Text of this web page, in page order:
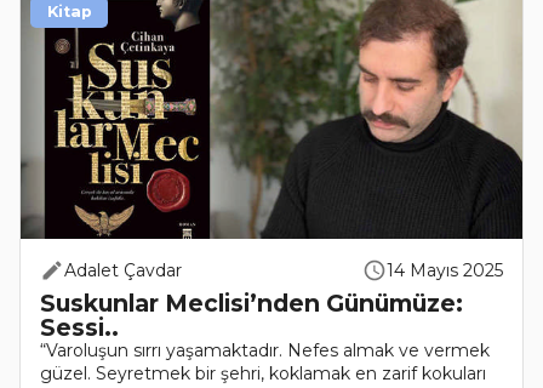
Adalet Çavdar 14 Mayıs 2025
Suskunlar Meclisi’nden Günümüze:
Sessi..
“Varoluşun sırrı yaşamaktadır. Nefes almak ve vermek
güzel. Seyretmek bir şehri, koklamak en zarif kokuları
Kitap